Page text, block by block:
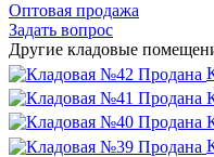
Оптовая продажа
Задать вопрос
Другие кладовые
Продана
Продана
Продана
Продана